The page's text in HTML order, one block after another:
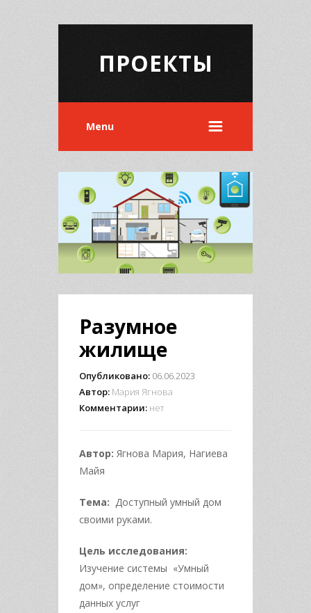
ПРОЕКТЫ
Menu
Разумное
жилище
Опубликовано: 06.06.2023
Автор: Мария Ягнова
Комментарии: нет
Автор: Ягнова Мария, Нагиева
Майя
Тема: Доступный умный дом
своими руками.
Цель исследования:
Изучение системы «Умный
дом», определение стоимости
данных услуг